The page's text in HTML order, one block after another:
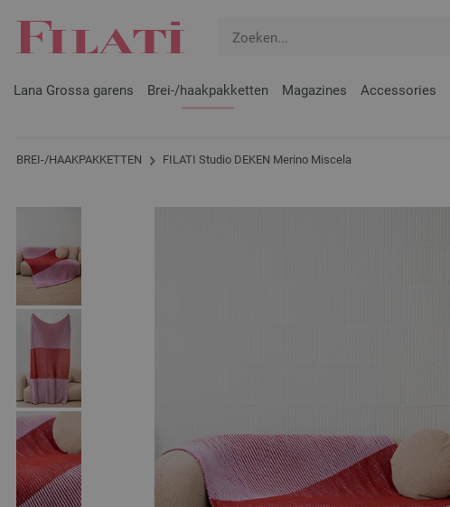
Lana Grossa garens Brei-/haakpakketten Magazines Accessories
BREI-/HAAKPAKKETTEN FILATI Studio DEKEN Merino Miscela